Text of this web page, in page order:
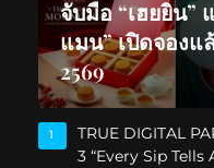
จับมือ “เฮยยิน”
แมน” เปิดจองแ
2569
1
TRUE DIGITAL
3 “Every Sip